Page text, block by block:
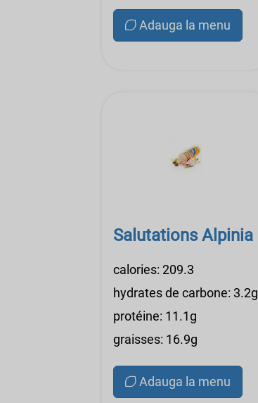
Adauga la menu
Salutations Alpinia
calories: 209.3
hydrates de carbone: 3.2g
protéine: 11.1g
graisses: 16.9g
Adauga la menu